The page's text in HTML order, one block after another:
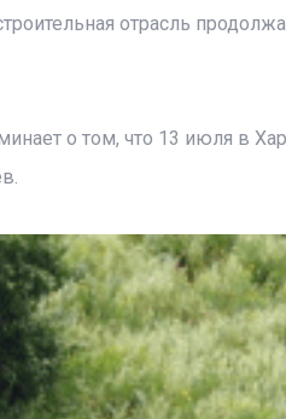
отрасль
о том, что 13 июля в